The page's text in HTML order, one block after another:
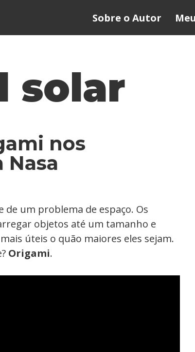
Sobre o Autor
solar
nos
Nasa
de um problema de espaço. Os
objetos até um tamanho e
úteis o quão maiores eles sejam.
Origami.